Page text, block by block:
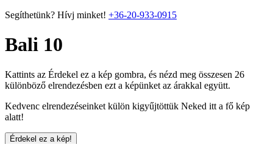
Segíthetünk? Hívj minket! +36-20-933-0915
Bali 10
Kattints az Érdekel ez a kép gombra, és nézd meg összesen 26
különböző elrendezésben ezt a képünket az árakkal együtt.
Kedvenc elrendezéseinket külön kigyűjtöttük Neked itt a fő kép
alatt!
Érdekel ez a kép!